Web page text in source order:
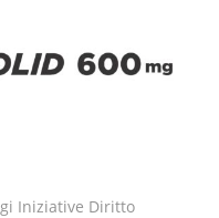
Iniziative Diritto